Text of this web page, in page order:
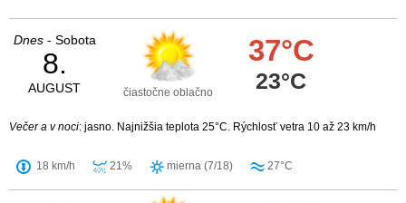
Dnes- Sobota
8.
AUGUST čiastočne oblačno
37°C
23°C
Večer a v noci: jasno. Najnižšia teplota 25°C. Rýchlosť vetra 10 až 23 km/h
18 km/h 21% mierna (7/18) 27°C